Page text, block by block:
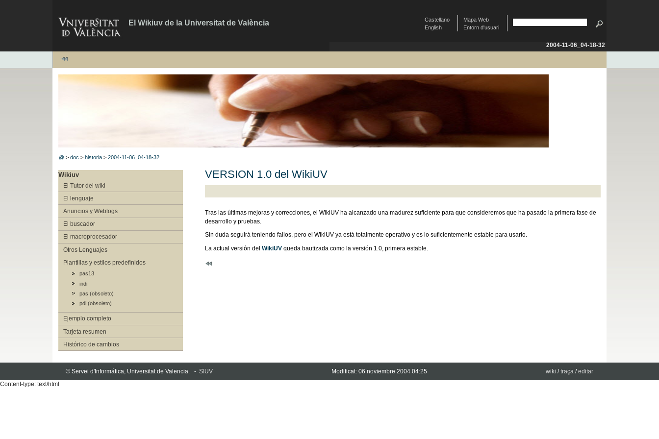
El Wikiuv de la Universitat de València
Mapa Web
Entorn d'usuari
Castellano
English
2004-11-06_04-18-32
@ >doc >historia >2004-11-06_04-18-32
Wikiuv
El Tutor del wiki
El lenguaje
Anuncios y Weblogs
El buscador
El macroprocesador
Otros Lenguajes
Plantillas y estilos predefinidos
pas13
indi
pas (obsoleto)
pdi (obsoleto)
Ejemplo completo
Tarjeta resumen
Histórico de cambios
VERSION 1.0 del WikiUV
Tras las últimas mejoras y correcciones, el WikiUV ha alcanzado una madurez suficiente para que consideremos que ha pasado la primera fase de
desarrollo y pruebas.
Sin duda seguirá teniendo fallos, pero el WikiUV ya está totalmente operativo y es lo suficientemente estable para usarlo.
La actual versión del WikiUVqueda bautizada como la versión 1.0, primera estable.
© Servei d'Informática, Universitat de Valencia. - SIUV Modificat: 06 noviembre 2004 04:25 wiki /traça /editar
Content-type: text/html